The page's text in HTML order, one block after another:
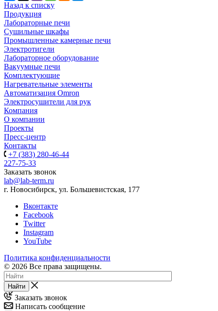
Назад к списку
Продукция
Лабораторные печи
Сушильные шкафы
Промышленные камерные печи
Электротигели
Лабораторное оборудование
Вакуумные печи
Комплектующие
Нагревательные элементы
Автоматизация Omron
Электросушители для рук
Компания
О компании
Проекты
Пресс-центр
Контакты
+7 (383) 280-46-44
227-75-33
Заказать звонок
lab@lab-term.ru
г. Новосибирск, ул. Большевистская, 177
Вконтакте
Facebook
Twitter
Instagram
YouTube
Политика конфиденциальности
© 2026 Все права защищены.
Найти
Заказать звонок
Написать сообщение